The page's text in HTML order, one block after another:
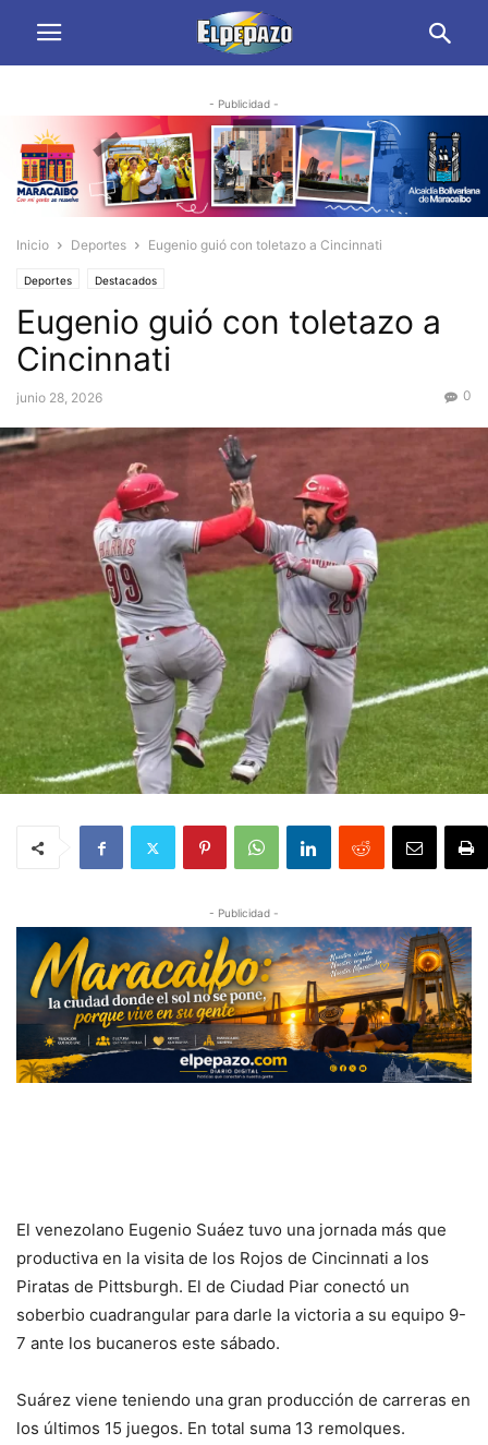
- Publicidad -
Inicio Deportes Eugenio guió con toletazo a Cincinnati
Deportes Destacados
Eugenio guió con toletazo a
Cincinnati
junio 28, 2026 0
- Publicidad -
El venezolano Eugenio Suáez tuvo una jornada más que
productiva en la visita de los Rojos de Cincinnati a los
Piratas de Pittsburgh. El de Ciudad Piar conectó un
soberbio cuadrangular para darle la victoria a su equipo 9-
7 ante los bucaneros este sábado.
Suárez viene teniendo una gran producción de carreras en
los últimos 15 juegos. En total suma 13 remolques.